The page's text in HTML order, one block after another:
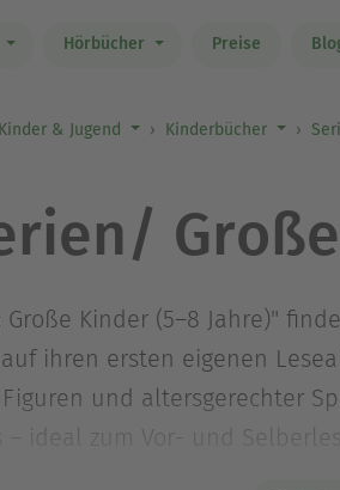
Hörbücher Preise
Kinder & Jugend Kinderbücher
Große Kinder (5–8 Jahre)"
ihren ersten eigenen
und altersgerechter
– ideal zum Vor- und